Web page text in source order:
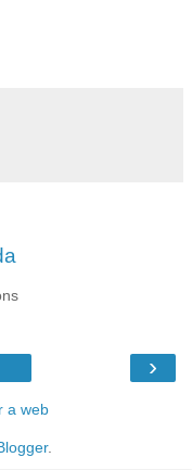
›
a web
.